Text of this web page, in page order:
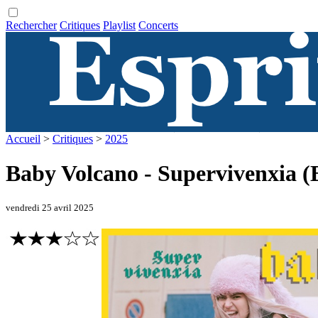
Rechercher Critiques Playlist Concerts
Accueil > Critiques > 2025
Baby Volcano - Supervivenxia
vendredi 25 avril 2025